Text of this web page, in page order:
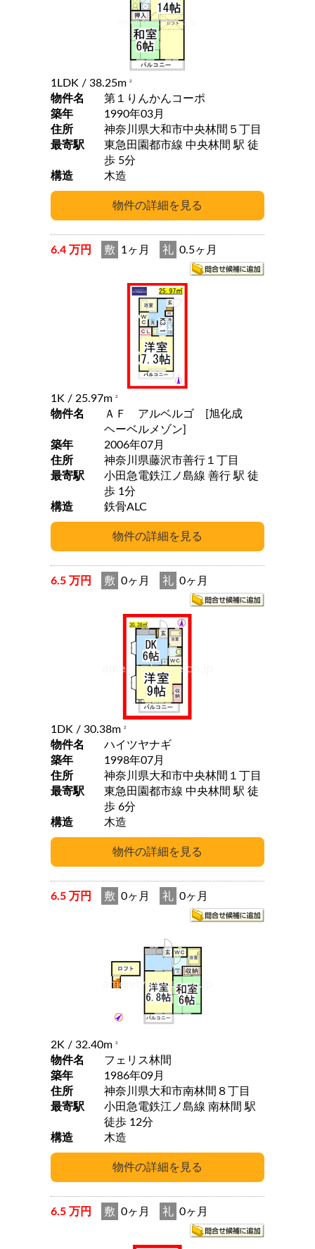
1LDK / 38.25m 2
物件名
第１りんかんコーポ
築年
1990年03月
住所
神奈川県大和市中央林間５丁目
最寄駅
東急田園都市線 中央林間 駅 徒
歩 5分
構造
木造
6.4 万円 敷 1ヶ月 礼 0.5ヶ月
1K / 25.97m 2
物件名
ＡＦ アルベルゴ [旭化成
ヘーベルメゾン]
築年
2006年07月
住所
神奈川県藤沢市善行１丁目
最寄駅
小田急電鉄江ノ島線 善行 駅 徒
歩 1分
構造
鉄骨ALC
6.5 万円 敷 0ヶ月 礼 0ヶ月
1DK / 30.38m 2
物件名
ハイツヤナギ
築年
1998年07月
住所
神奈川県大和市中央林間１丁目
最寄駅
東急田園都市線 中央林間 駅 徒
歩 6分
構造
木造
6.5 万円 敷 0ヶ月 礼 0ヶ月
2K / 32.40m 2
物件名
フェリス林間
築年
1986年09月
住所
神奈川県大和市南林間８丁目
最寄駅
小田急電鉄江ノ島線 南林間 駅
徒歩 12分
構造
木造
6.5 万円 敷 0ヶ月 礼 0ヶ月